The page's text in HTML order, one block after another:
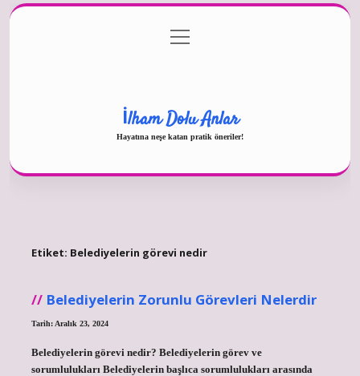
Gizlilik Politikası
menüyü
aç
İlham Dolu Anlar
Hayatına neşe katan pratik öneriler!
Etiket: Belediyelerin görevi nedir
Belediyelerin Zorunlu Görevleri Nelerdir
Tarih: Aralık 23, 2024
Belediyelerin görevi nedir? Belediyelerin görev ve
sorumlulukları Belediyelerin başlıca sorumlulukları arasında